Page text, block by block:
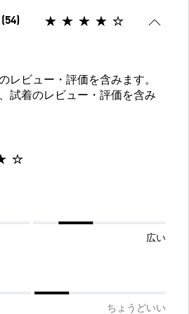
レビュー・評価を含みます。
試着のレビュー・評価を含み
広い
ちょうどいい